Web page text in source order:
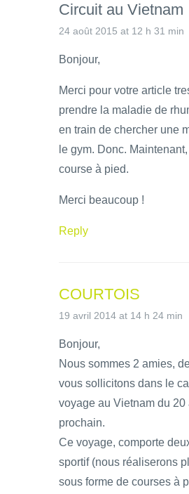
Circuit au Vietnam
24 août 2015 at 12 h 31 min
Bonjour,
Merci pour votre article
prendre la maladie de
en train de chercher une
le gym. Donc.
course à pied.
Merci beaucoup !
Reply
COURTOIS
19 avril 2014 at 14 h 24 min
Bonjour,
Nous sommes 2 amies,
vous sollicitons dans le
voyage au Vietnam du 20
prochain.
Ce voyage, comporte
sportif (nous réaliserons
sous forme de courses à